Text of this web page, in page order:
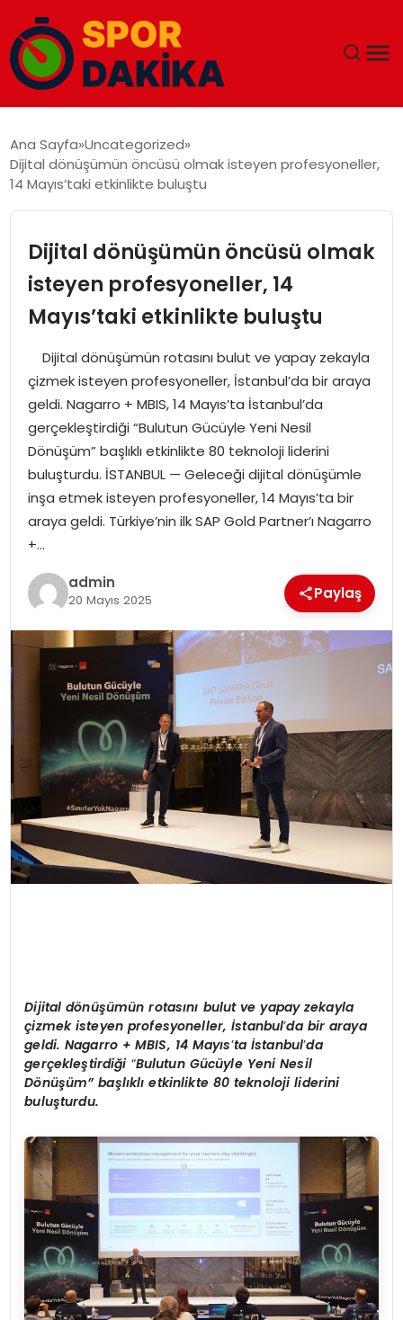
GÜNDEM
EĞITIM
EKONOMI
MAGAZIN
SAĞLIK
SIYASET
SPOR
TEKNOLOJI
YAŞAM
Ana Sayfa Uncategorized
Dijital dönüşümün öncüsü olmak isteyen profesyoneller,
14 Mayıs’taki etkinlikte buluştu
Dijital dönüşümün öncüsü olmak
isteyen profesyoneller, 14
Mayıs’taki etkinlikte buluştu
Dijital dönüşümün rotasını bulut ve yapay zekayla
çizmek isteyen profesyoneller, İstanbul’da bir araya
geldi. Nagarro + MBIS, 14 Mayıs’ta İstanbul’da
gerçekleştirdiği “Bulutun Gücüyle Yeni Nesil
Dönüşüm” başlıklı etkinlikte 80 teknoloji liderini
buluşturdu. İSTANBUL — Geleceği dijital dönüşümle
inşa etmek isteyen profesyoneller, 14 Mayıs’ta bir
araya geldi. Türkiye’nin ilk SAP Gold Partner’ı Nagarro
+…
admin
20 Mayıs 2025 Paylaş
Dijital dönüşümün rotasını bulut ve yapay zekayla
çizmek isteyen profesyoneller, İstanbul’da bir araya
geldi.Nagarro + MBIS, 14 Mayıs’ta İstanbul’da
gerçekleştirdiği “Bulutun Gücüyle Yeni Nesil
Dönüşüm” başlıklı etkinlikte 80 teknoloji liderini
buluşturdu.